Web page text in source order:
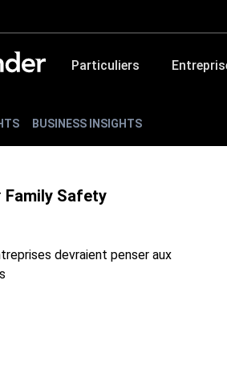
Particuliers
BUSINESS INSIGHTS
Family Safety